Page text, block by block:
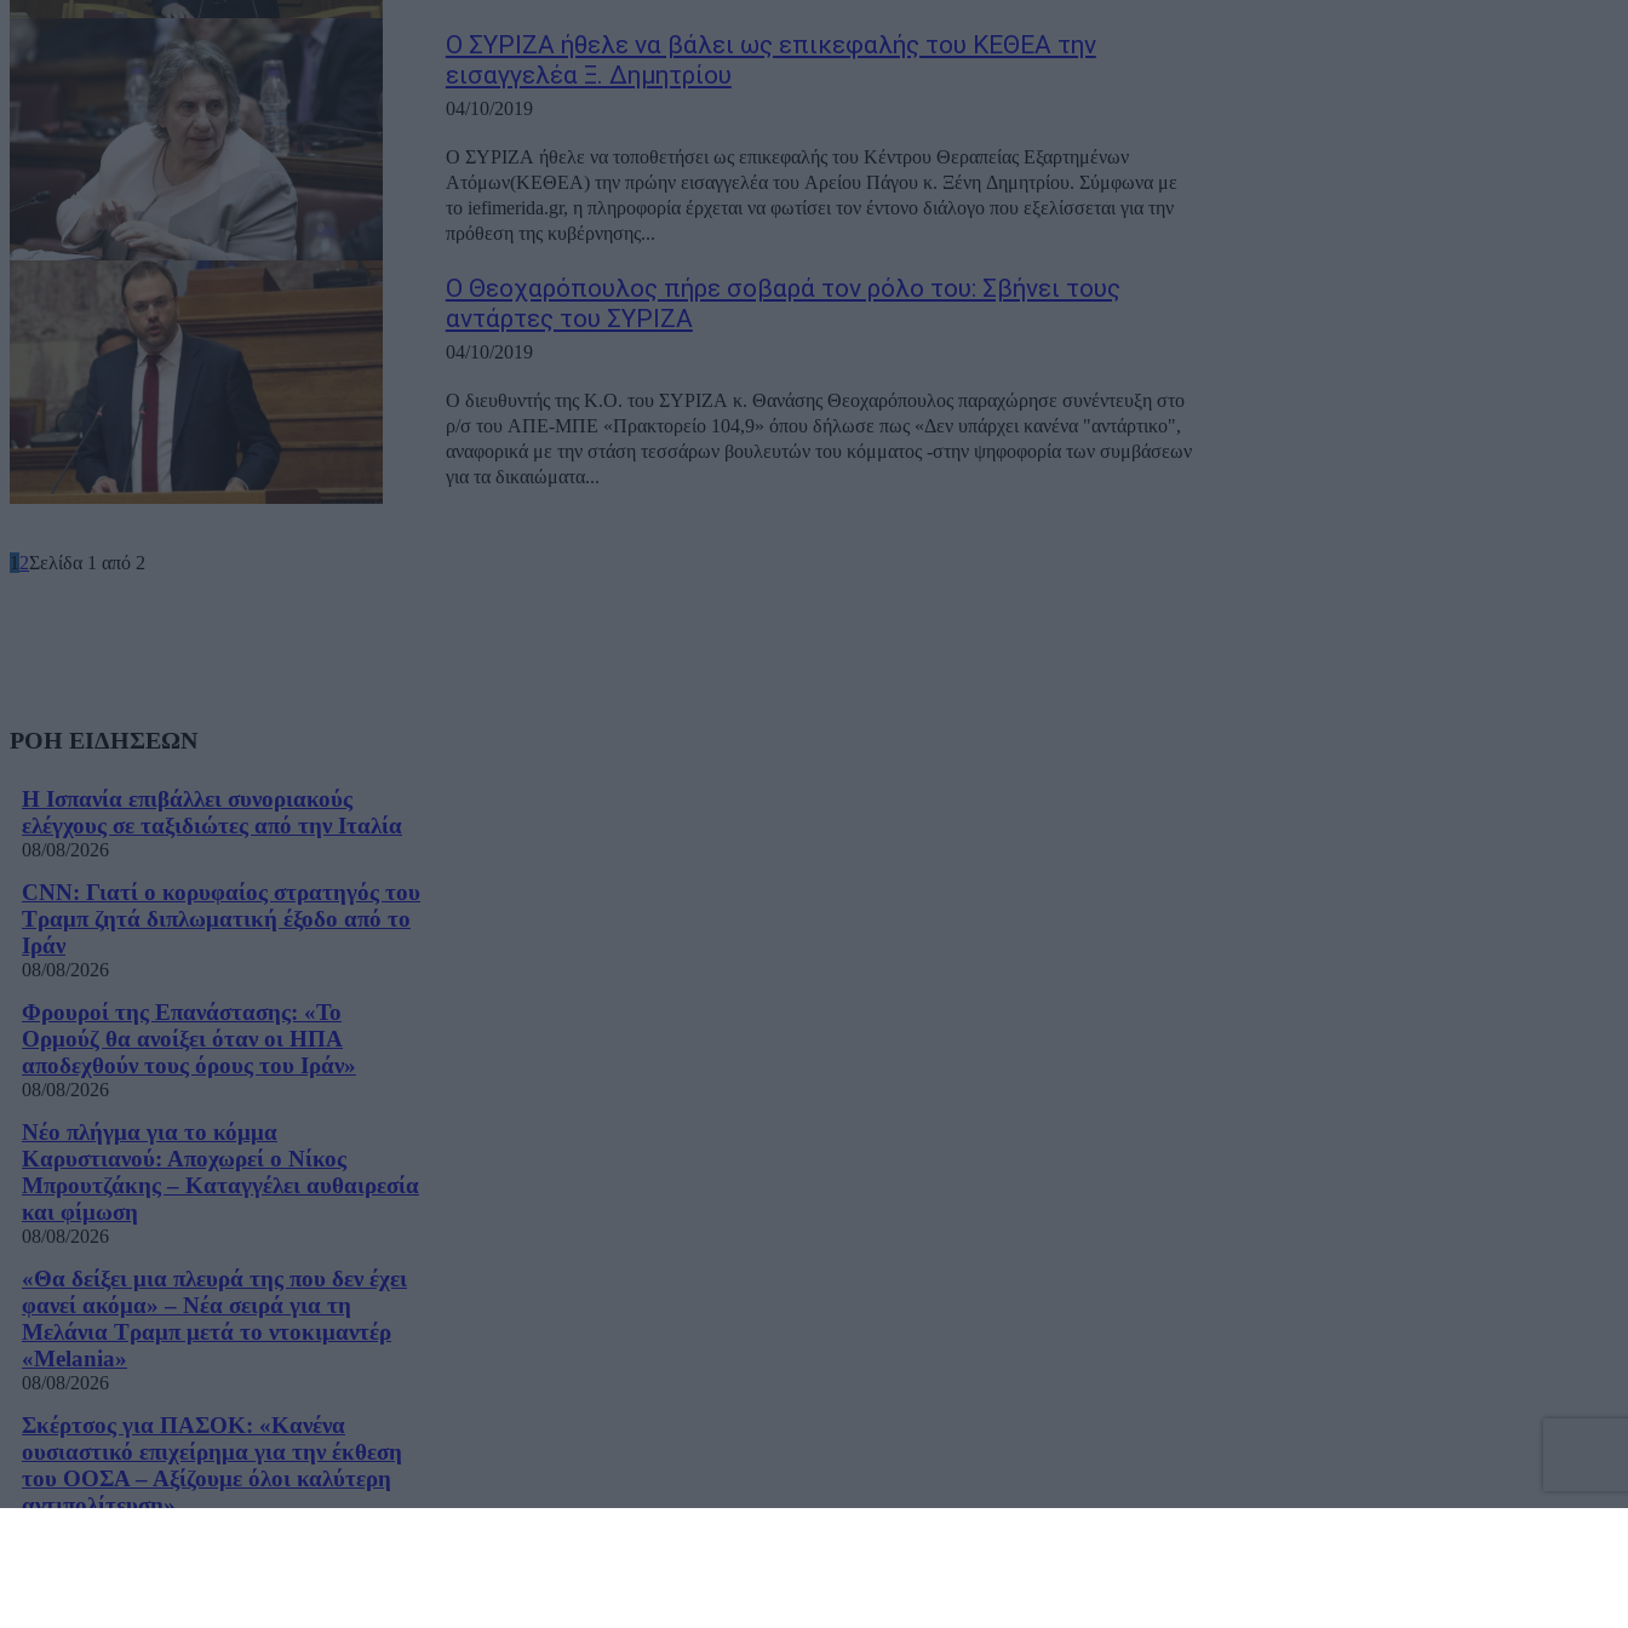
Ο ΣΥΡΙΖΑ ήθελε να βάλει ως επικεφαλής του ΚΕΘΕΑ την
εισαγγελέα Ξ. Δημητρίου
04/10/2019
Ο ΣΥΡΙΖΑ ήθελε να τοποθετήσει ως επικεφαλής του Κέντρου Θεραπείας Εξαρτημένων
Ατόμων(ΚΕΘΕΑ) την πρώην εισαγγελέα του Αρείου Πάγου κ. Ξένη Δημητρίου. Σύμφωνα με
το iefimerida.gr, η πληροφορία έρχεται να φωτίσει τον έντονο διάλογο που εξελίσσεται για την
πρόθεση της κυβέρνησης...
Ο Θεοχαρόπουλος πήρε σοβαρά τον ρόλο του: Σβήνει τους
αντάρτες του ΣΥΡΙΖΑ
04/10/2019
Ο διευθυντής της Κ.Ο. του ΣΥΡΙΖΑ κ. Θανάσης Θεοχαρόπουλος παραχώρησε συνέντευξη στο
ρ/σ του ΑΠΕ-ΜΠΕ «Πρακτορείο 104,9» όπου δήλωσε πως «Δεν υπάρχει κανένα "αντάρτικο",
αναφορικά με την στάση τεσσάρων βουλευτών του κόμματος -στην ψηφοφορία των συμβάσεων
για τα δικαιώματα...
1 2Σελίδα 1 από 2
ΡΟΗ ΕΙΔΗΣΕΩΝ
Η Ισπανία επιβάλλει συνοριακούς
ελέγχους σε ταξιδιώτες από την Ιταλία
08/08/2026
CNN: Γιατί ο κορυφαίος στρατηγός του
Τραμπ ζητά διπλωματική έξοδο από το
Ιράν
08/08/2026
Φρουροί της Επανάστασης: «Το
Ορμούζ θα ανοίξει όταν οι ΗΠΑ
αποδεχθούν τους όρους του Ιράν»
08/08/2026
Νέο πλήγμα για το κόμμα
Καρυστιανού: Αποχωρεί ο Νίκος
Μπρουτζάκης – Καταγγέλει αυθαιρεσία
και φίμωση
08/08/2026
«Θα δείξει μια πλευρά της που δεν έχει
φανεί ακόμα» – Νέα σειρά για τη
Μελάνια Τραμπ μετά το ντοκιμαντέρ
«Melania»
08/08/2026
Σκέρτσος για ΠΑΣΟΚ: «Κανένα
ουσιαστικό επιχείρημα για την έκθεση
του ΟΟΣΑ – Αξίζουμε όλοι καλύτερη
αντιπολίτευση»